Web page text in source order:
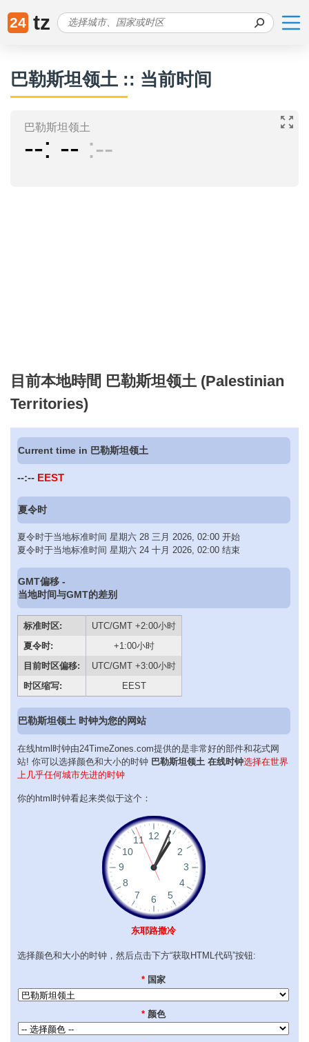
24 tz
巴勒斯坦领土 :: 当前时间
巴勒斯坦领土
-- -- --
目前本地時間 巴勒斯坦领土 (Palestinian
Territories)
Current time in 巴勒斯坦领土
--:-- EEST
夏令时
夏令时于当地标准时间 星期六 28 三月 2026, 02:00 开始
夏令时于当地标准时间 星期六 24 十月 2026, 02:00 结束
GMT偏移 -
当地时间与GMT的差别
标准时区:
UTC/GMT +2:00小时
夏令时:
+1:00小时
目前时区偏移:
UTC/GMT +3:00小时
时区缩写:
EEST
巴勒斯坦领土 时钟为您的网站
在线html时钟由24TimeZones.com提供的是非常好的部件和花式网
站! 你可以选择颜色和大小的时钟 巴勒斯坦领土 在线时钟选择在世界
上几乎任何城市先进的时钟
你的html时钟看起来类似于这个：
东耶路撒冷
选择颜色和大小的时钟，然后点击下方“获取HTML代码”按钮:
* 国家
* 颜色